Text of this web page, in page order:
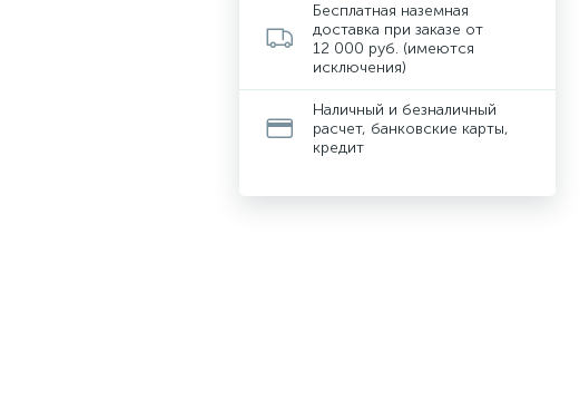
Бесплатная наземная
доставка при заказе от
12 000 руб. (имеются
исключения)
Наличный и безналичный
расчет, банковские карты,
кредит